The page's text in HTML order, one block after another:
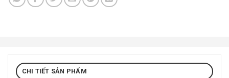
CHI TIẾT SẢN PHẨM